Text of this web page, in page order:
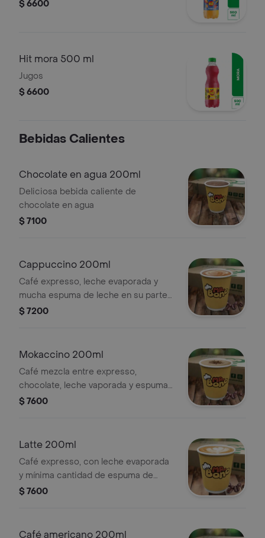
$ 6600
Hit mora 500 ml
Jugos
$ 6600
Bebidas Calientes
Chocolate en agua 200ml
Deliciosa bebida caliente de
chocolate en agua
$ 7100
Cappuccino 200ml
Café expresso, leche evaporada y
mucha espuma de leche en su parte
superior. .
$ 7200
Mokaccino 200ml
Café mezcla entre expresso,
chocolate, leche vaporada y espuma
de leche. .
$ 7600
Latte 200ml
Café expresso, con leche evaporada
y mínima cantidad de espuma de
leche en su parte superior. .
$ 7600
Café americano 200ml